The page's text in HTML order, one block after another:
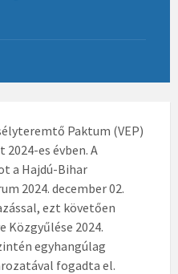
Paktum (VEP)
es évben. A
a Hajdú-Bihar
2024. december 02.
ezt követően
Közgyűlése 2024.
egyhangúlag
fogadta el.